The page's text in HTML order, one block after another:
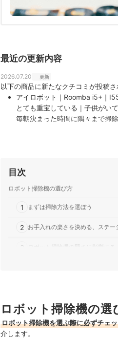
最近の更新内容
2026.07.20 更新
以下の商品に新たなクチコミが投稿さ
アイロボット｜Roomba i5+｜
とても重宝している｜子供がい
毎朝決まった時間に隅々まで掃
目次
ロボット掃除機の選び方
1 まずは掃除方法を選ぼう
2 お手入れの楽さを決める、ステー
3 ロボット掃除機の賢さに影響す
水拭きなしのロボット掃除機全37商品お
売れ筋の人気水拭きなしのロボット掃除
ロボット掃除機の選
ロボット掃除機を選ぶ際に必ずチェ
介します。